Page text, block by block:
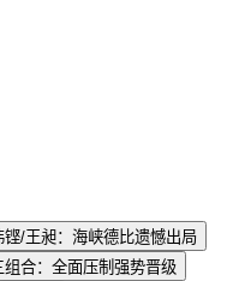
铿/王昶：海峡德比遗憾出局
组合：全面压制强势晋级